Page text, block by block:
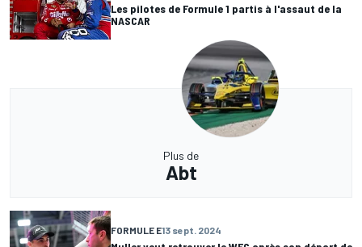
Les pilotes de Formule 1 partis à l'assaut de la
NASCAR
Plus de
Abt
FORMULE E13 sept. 2024